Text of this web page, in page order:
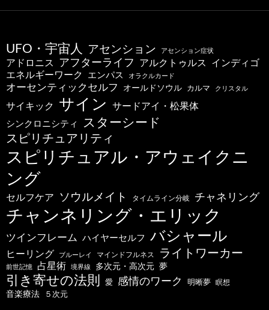
UFO・宇宙人 アセンション アセンション症状
アドロニス アフターライフ アルクトゥルス インディゴ
エネルギーワーク エンパス オラクルカード
オーセンティックセルフ オールドソウル カルマ クリスタル
サイキック サイン サードアイ・松果体
シンクロニシティ スターシード
スピリチュアリティ
スピリチュアル・アウェイクニ
ング
セルフケア ソウルメイト タイムライン分岐 チャネリング
チャンネリング・エリック
ツインフレーム ハイヤーセルフ バシャール
ヒーリング ブルーレイ マインドフルネス ライトワーカー
前世記憶 占星術 境界線 多次元・高次元 夢
引き寄せの法則 愛 感情のワーク 明晰夢 瞑想
音楽療法 ５次元